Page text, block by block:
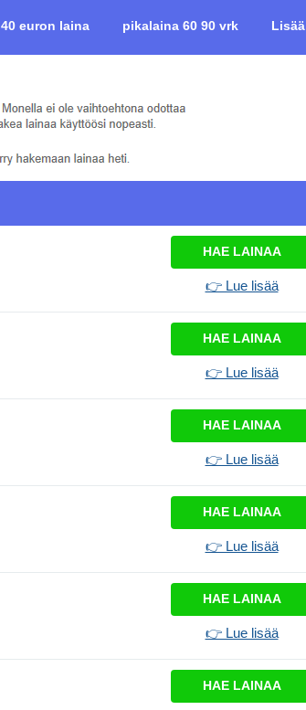
40 euron laina pikalaina 60 90 vrk Lisää
HAE LAINAA
👉 Lue lisää
HAE LAINAA
👉 Lue lisää
HAE LAINAA
👉 Lue lisää
HAE LAINAA
👉 Lue lisää
HAE LAINAA
👉 Lue lisää
HAE LAINAA